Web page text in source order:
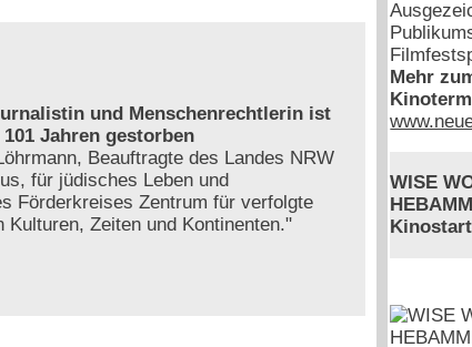
und Menschenrechtlerin ist
Jahren gestorben
Beauftragte des Landes NRW
für jüdisches Leben und
Förderkreises Zentrum für verfolgte
Zeiten und Kontinenten."
Mehr
WISE